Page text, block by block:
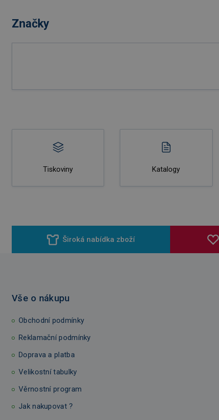
Značky
Tiskoviny Katalogy
Široká nabídka zboží
Vše o nákupu
Obchodní podmínky
Reklamační podmínky
Doprava a platba
Velikostní tabulky
Věrnostní program
Jak nakupovat ?